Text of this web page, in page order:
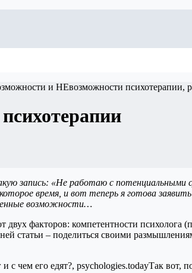
запись: «Не работаю с потенциальными
время, и вот теперь я готова
возможности…
факторов: компетентности психолога
статьи – поделиться своими
Так вот,